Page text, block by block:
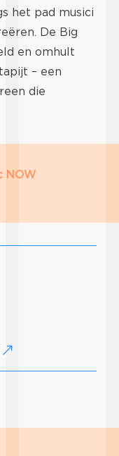
het pad musici
De Big
en omhult
– een
die
NOW